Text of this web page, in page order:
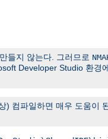
들지 않는다. 그러므로
Developer Studio 환경
) 컴파일하면 매우 도움이